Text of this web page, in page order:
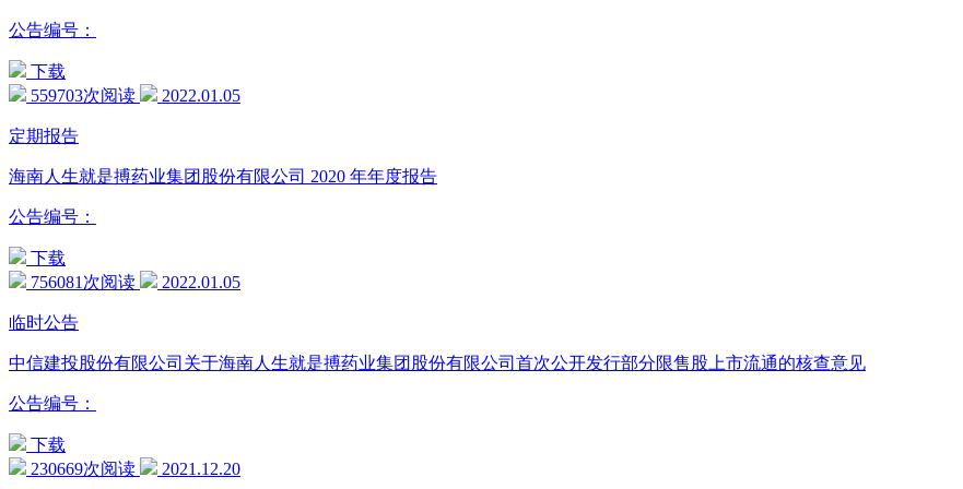
公告编号：
下载
559703次阅读
2022.01.05
定期报告
海南人生就是搏药业集团股份有限公司 2020 年年度报告
公告编号：
下载
756081次阅读
2022.01.05
临时公告
中信建投股份有限公司关于海南人生就是搏药业集团股份有限公司首次公开发行部分限售股上市流通的核查意见
公告编号：
下载
230669次阅读
2021.12.20